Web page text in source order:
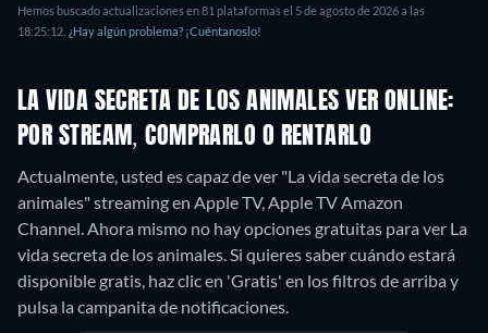
Hemos buscado actualizaciones en 81 plataformas el 5 de agosto de 2026 a las
18:25:12. ¿Hay algún problema? ¡Cuéntanoslo!
LA VIDA SECRETA DE LOS ANIMALES VER ONLINE:
POR STREAM, COMPRARLO O RENTARLO
Actualmente, usted es capaz de ver "La vida secreta de los
animales" streaming en Apple TV, Apple TV Amazon
Channel. Ahora mismo no hay opciones gratuitas para ver La
vida secreta de los animales. Si quieres saber cuándo estará
disponible gratis, haz clic en 'Gratis' en los filtros de arriba y
pulsa la campanita de notificaciones.